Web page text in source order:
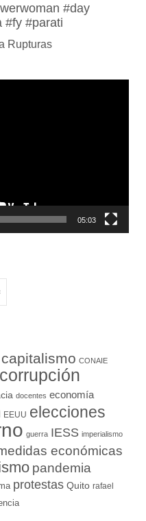
#day
#fy #parati
Rupturas
05:03
capitalismo CONAIE
corrupción
docentes economía
EEUU elecciones
guerra IESS imperialismo
económicas
pandemia
protestas Quito rafael